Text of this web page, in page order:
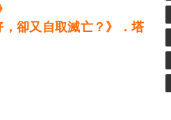
卻又自取滅亡？》．塔